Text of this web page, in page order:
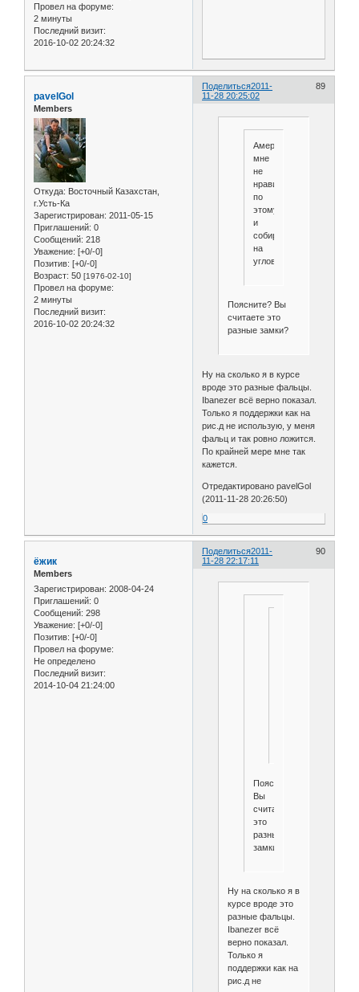
Провел на форуме:
2 минуты
Последний визит:
2016-10-02 20:24:32
Поделиться 89
2011-
11-28 20:25:02
pavelGol
Members
Откуда: Восточный Казахстан,
г.Усть-Ка
Зарегистрирован: 2011-05-15
Приглашений: 0
Сообщений: 218
Уважение: [+0/-0]
Позитив: [+0/-0]
Возраст: 50 [1976-02-10]
Провел на форуме:
2 минуты
Последний визит:
2016-10-02 20:24:32
Американка
мне
не
нравится
по
этому
и
собираю
на
угловой.
Поясните? Вы
считаете это
разные замки?
Ну на сколько я в курсе
вроде это разные фальцы.
Ibanezer всё верно показал.
Только я поддержки как на
рис.д не использую, у меня
фальц и так ровно ложится.
По крайней мере мне так
кажется.
Отредактировано pavelGol
(2011-11-28 20:26:50)
0
Поделиться 90
2011-
11-28 22:17:11
ёжик
Members
Зарегистрирован: 2008-04-24
Приглашений: 0
Сообщений: 298
Уважение: [+0/-0]
Позитив: [+0/-0]
Провел на форуме:
Не определено
Последний визит:
2014-10-04 21:24:00
Поясните?
Вы
считаете
это
разные
замки?
Ну на сколько я в
курсе вроде это
разные фальцы.
Ibanezer всё
верно показал.
Только я
поддержки как на
рис.д не